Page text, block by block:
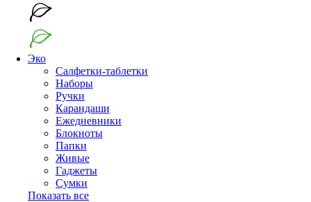
Эко
Салфетки-таблетки
Наборы
Ручки
Карандаши
Ежедневники
Блокноты
Папки
Живые
Гаджеты
Сумки
Показать все